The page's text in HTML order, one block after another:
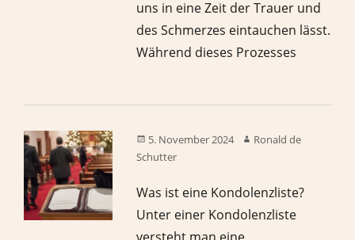
uns in eine Zeit der Trauer und
des Schmerzes eintauchen lässt.
Während dieses Prozesses
5. November 2024
Ronald de
Schutter
Was ist eine Kondolenzliste?
Unter einer Kondolenzliste